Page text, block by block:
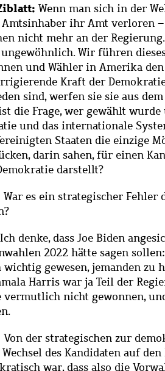
Wenn man sich in der
ihr Amt verloren
nicht mehr an der
Wir führen
und Wähler in Amerika
Kraft der
sind, werfen sie sie aus
die Frage, wer gewählt
und das internationale
Staaten die einzige
darin sahen, für einen
darstellt?
War es ein strategischer Fehler
Ich denke, dass Joe Biden
2022 hätte sagen
gewesen, jemanden zu
Harris war ja Teil der
vermutlich nicht gewonnen,
Von der strategischen zur
Wechsel des Kandidaten auf
war, dass also die